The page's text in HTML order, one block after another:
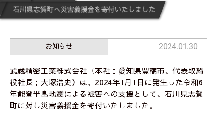
石川県志賀町へ災害義援金を寄付いたしました
お知らせ 2024.01.30
武蔵精密工業株式会社（本社：愛知県豊橋市、代表取締
役社長：大塚浩史）は、2024年1月1日に発生した令和6
年能登半島地震による被害への支援として、石川県志賀
町に対し災害義援金を寄付いたしました。